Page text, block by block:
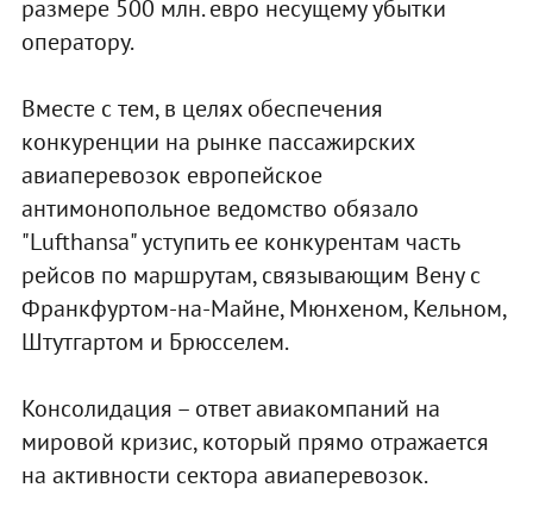
размере 500 млн. евро несущему убытки
оператору.
Вместе с тем, в целях обеспечения
конкуренции на рынке пассажирских
авиаперевозок европейское
антимонопольное ведомство обязало
"Lufthansa" уступить ее конкурентам часть
рейсов по маршрутам, связывающим Вену с
Франкфуртом-на-Майне, Мюнхеном, Кельном,
Штутгартом и Брюсселем.
Консолидация – ответ авиакомпаний на
мировой кризис, который прямо отражается
на активности сектора авиаперевозок.